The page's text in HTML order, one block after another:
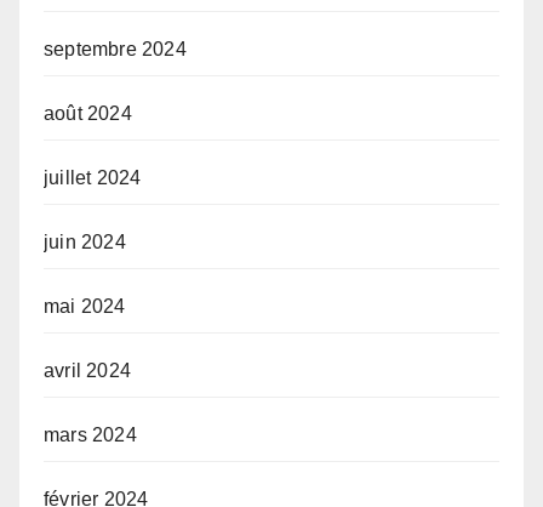
septembre 2024
août 2024
juillet 2024
juin 2024
mai 2024
avril 2024
mars 2024
février 2024